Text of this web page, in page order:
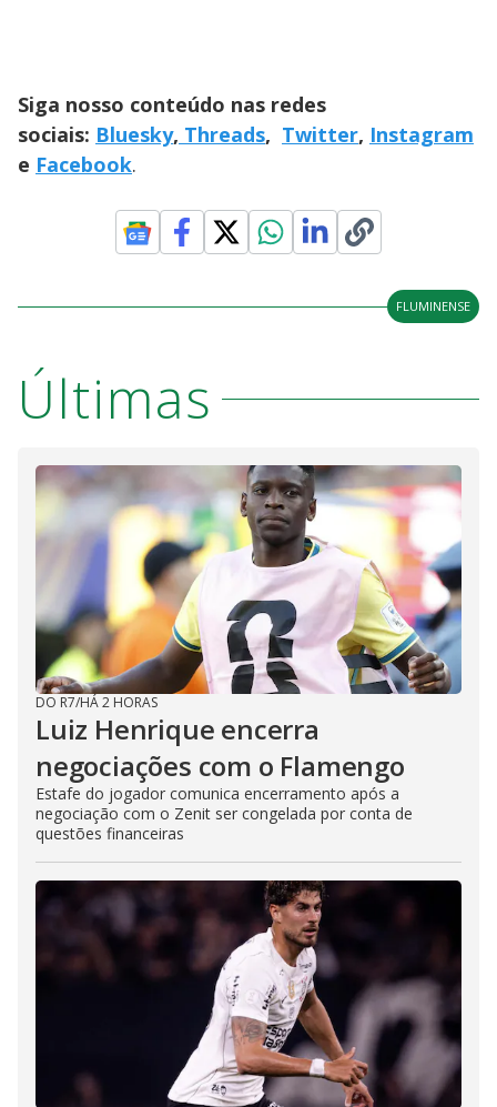
Siga nosso conteúdo nas redes
sociais: Bluesky, Threads, Twitter, Instagram
e Facebook.
FLUMINENSE
Últimas
DO R7/HÁ 2 HORAS
Luiz Henrique encerra
negociações com o Flamengo
Estafe do jogador comunica encerramento após a
negociação com o Zenit ser congelada por conta de
questões financeiras